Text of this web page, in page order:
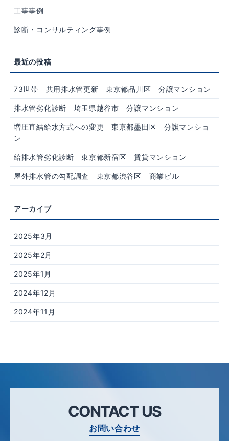
工事事例
診断・コンサルティング事例
73世帯 共用排水管更新 東京都品川区 分譲マンション
排水管劣化診断 埼玉県越谷市 分譲マンション
増圧直結給水方式への変更 東京都墨田区 分譲マンショ
ン
給排水管劣化診断 東京都新宿区 賃貸マンション
屋外排水管の勾配調査 東京都渋谷区 商業ビル
2025年3月
2025年2月
2025年1月
2024年12月
2024年11月
CONTACT US
お問い合わせ